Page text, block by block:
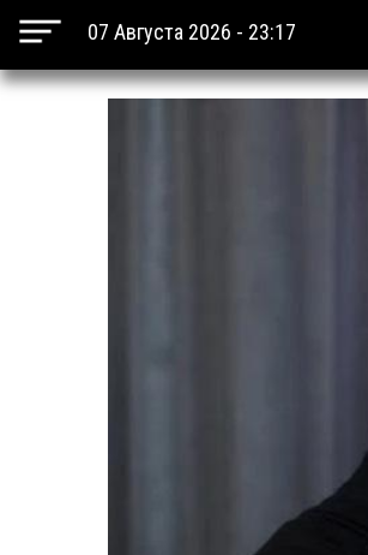
07 Августа 2026 - 23:17